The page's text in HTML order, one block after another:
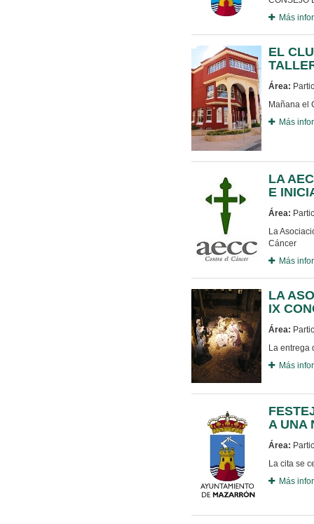
Más
EL
Área:
Mañana el
Más
LA
E
Área:
La
Cáncer
Más
LA
IX
Área:
La entrega
Más
A UNA
Área:
La cita se
Más